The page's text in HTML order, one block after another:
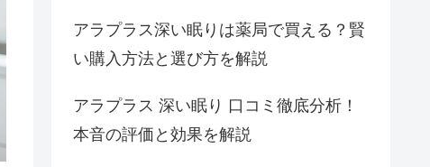
アラプラス深い眠りは薬局で買える？賢
い購入方法と選び方を解説
アラプラス 深い眠り 口コミ徹底分析！
本音の評価と効果を解説